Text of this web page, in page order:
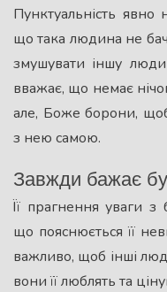
Пунктуальність
що така людина не
змушувати іншу
вважає, що немає
але, Боже борони,
з нею самою.
Завжди бажає
Її прагнення уваги
що пояснюється її
важливо, щоб інші
вони її люблять та